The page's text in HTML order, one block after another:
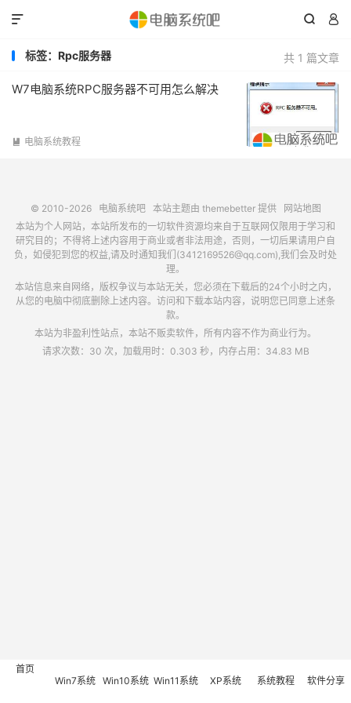
 

共 1 篇文章
标签：Rpc服务器
W7电脑系统RPC服务器不可用怎么解决
 电脑系统教程
© 2010-2026 电脑系统吧本站主题由 themebetter提供
网站地图
本站为个人网站，本站所发布的一切软件资源均来自于互联网仅限用于学习和
研究目的；不得将上述内容用于商业或者非法用途，否则，一切后果请用户自
负，如侵犯到您的权益,请及时通知我们(3412169526@qq.com),我们会及时处
理。
本站信息来自网络，版权争议与本站无关，您必须在下载后的24个小时之内，
从您的电脑中彻底删除上述内容。访问和下载本站内容，说明您已同意上述条
款。
本站为非盈利性站点，本站不贩卖软件，所有内容不作为商业行为。
请求次数：30 次，加载用时：0.303 秒，内存占用：34.83 MB
首页
Win7系统 Win10系统 Win11系统 XP系统 系统教程 软件分享